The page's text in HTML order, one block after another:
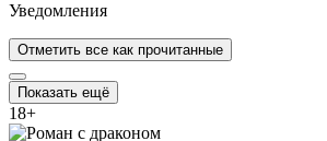
Уведомления
Отметить все как прочитанные
Показать ещё
18+